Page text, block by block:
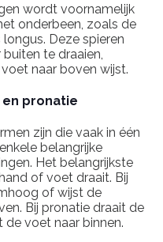
wordt voornamelijk
onderbeen, zoals de
Deze spieren
te draaien,
naar boven wijst.
pronatie
zijn die vaak in één
belangrijke
Het belangrijkste
of voet draait. Bij
of wijst de
Bij pronatie draait de
voet naar binnen.